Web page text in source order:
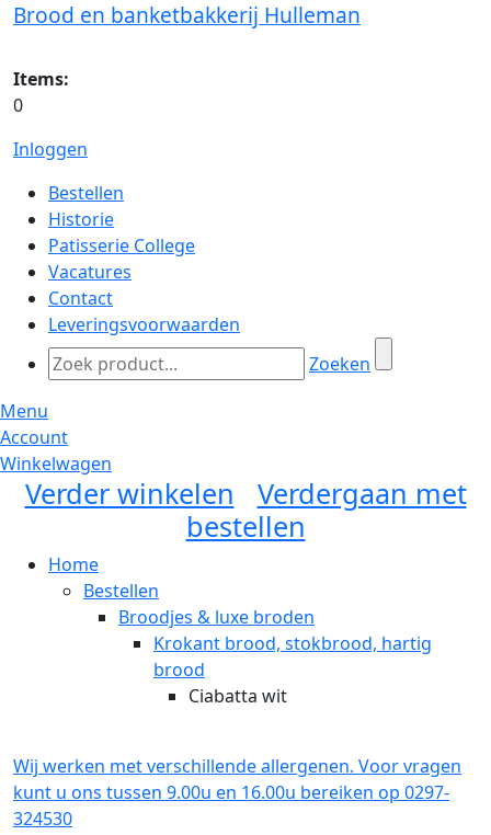
Brood en banketbakkerij Hulleman
Items:
0
Inloggen
Bestellen
Historie
Patisserie College
Vacatures
Contact
Leveringsvoorwaarden
Zoeken
Menu
Account
Winkelwagen
Verder winkelen
Verdergaan met
bestellen
Home
Bestellen
Broodjes & luxe broden
Krokant brood, stokbrood, hartig
brood
Ciabatta wit
Wij werken met verschillende allergenen. Voor vragen
kunt u ons tussen 9.00u en 16.00u bereiken op 0297-
324530